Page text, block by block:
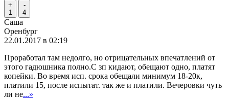
+
1
-
4
Саша
Оренбург
22.01.2017 в 02:19
Проработал там недолго, но отрицательных впечатлений от
этого гадюшника полно.С зп кидают, обещают одно, платят
копейки. Во время исп. срока обещали минимум 18-20к,
платили 15, после испытат. так же и платили. Вечеровки чуть
ли не...»